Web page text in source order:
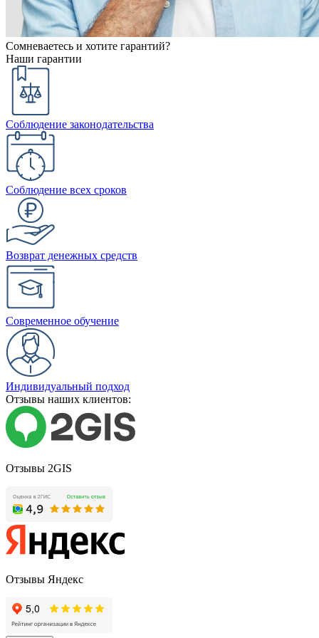
Сомневаетесь и хотите гарантий?
Наши гарантии
Соблюдение законодательства
Соблюдение всех сроков
Возврат денежных средств
Современное обучение
Индивидуальный подход
Отзывы наших клиентов:
Отзывы 2GIS
Отзывы Яндекс